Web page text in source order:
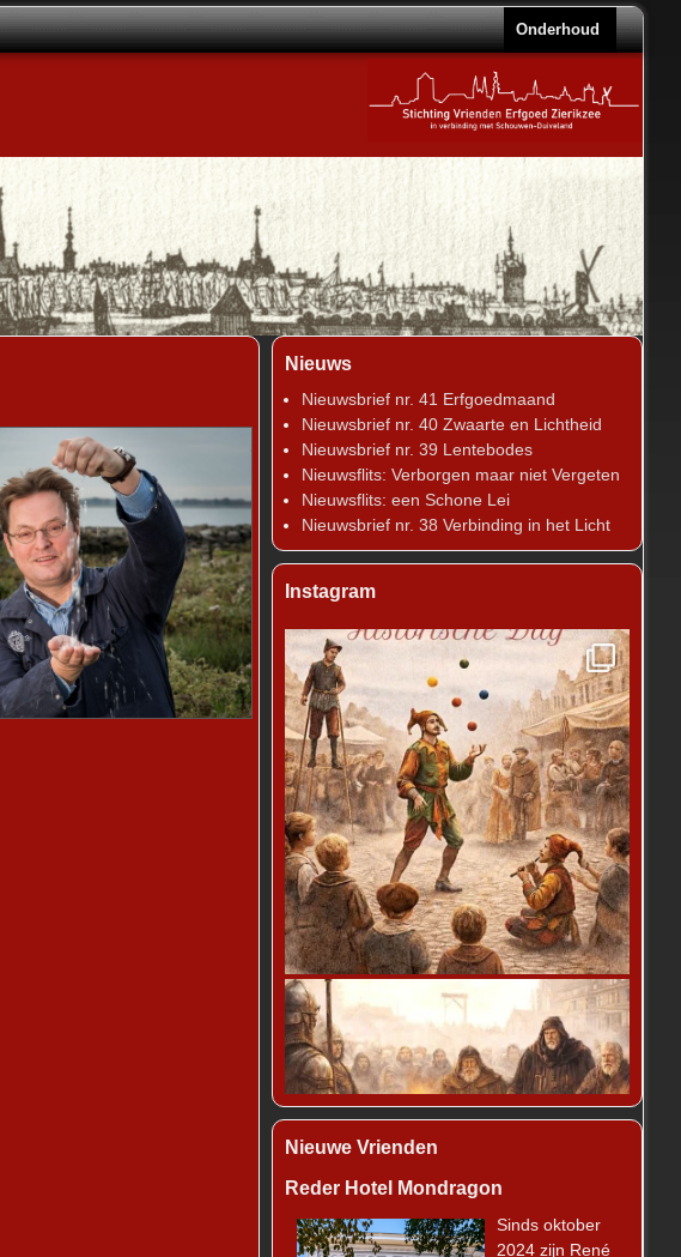
Onderhoud
Nieuws
Nieuwsbrief nr. 41 Erfgoedmaand
Nieuwsbrief nr. 40 Zwaarte en Lichtheid
Nieuwsbrief nr. 39 Lentebodes
Nieuwsflits: Verborgen maar niet Vergeten
Nieuwsflits: een Schone Lei
Nieuwsbrief nr. 38 Verbinding in het Licht
Instagram
Nieuwe Vrienden
Reder Hotel Mondragon
Sinds oktober
2024 zijn René